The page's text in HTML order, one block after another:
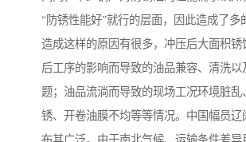
“防锈性能好”就行的层面，因此造成了多
造成这样的原因有很多，冲压后大面积锈
后工序的影响而导致的油品兼容、清洗以
题；油品流淌而导致的现场工况环境脏乱
锈、开卷油膜不均等等情况。中国幅员辽